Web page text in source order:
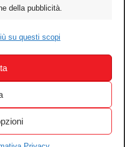
della pubblicità.
su questi scopi